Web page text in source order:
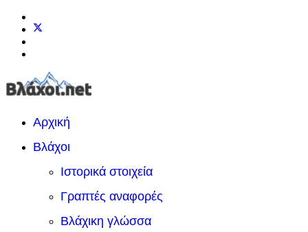
Αρχική
Βλάχοι
Ιστορικά στοιχεία
Γραπτές αναφορές
Βλάχικη γλώσσα